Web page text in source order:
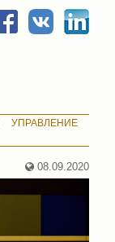
УПРАВЛЕНИЕ
08.09.2020